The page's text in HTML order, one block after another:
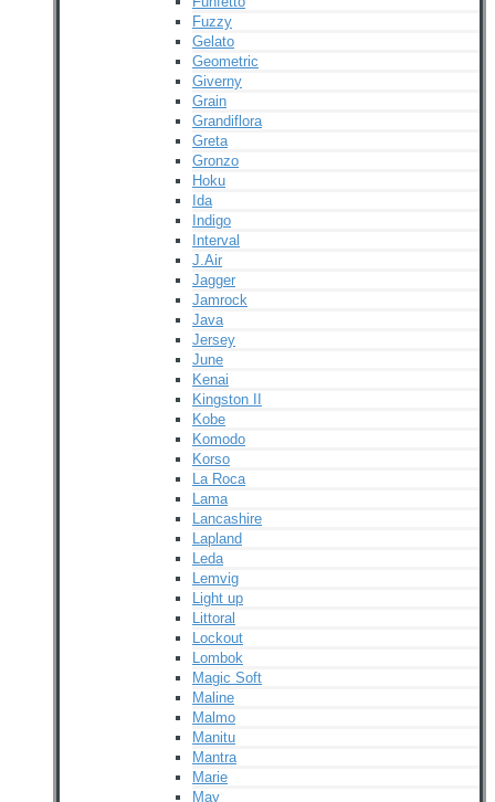
Fuzzy
Gelato
Geometric
Giverny
Grain
Grandiflora
Greta
Gronzo
Hoku
Ida
Indigo
Interval
J.Air
Jagger
Jamrock
Java
Jersey
June
Kenai
Kingston II
Kobe
Komodo
Korso
La Roca
Lama
Lancashire
Lapland
Leda
Lemvig
Light up
Littoral
Lockout
Lombok
Magic Soft
Maline
Malmo
Manitu
Mantra
Marie
May